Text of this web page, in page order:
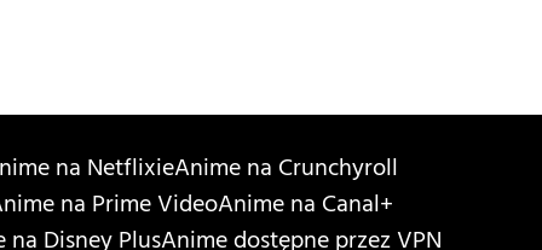
na NetflixieAnime na Crunchyroll
na Prime VideoAnime na Canal+